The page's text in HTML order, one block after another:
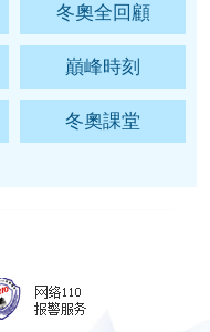
冬奧全回顧
巔峰時刻
冬奧課堂